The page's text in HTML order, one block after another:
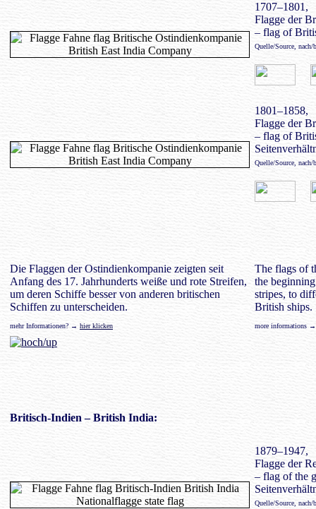
1707–1801,
Flagge der
– flag of
Quelle/Source,
1801–1858,
Flagge der
– flag of
Quelle/Source,
Die Flaggen der Ostindienkompanie zeigten seit
Anfang des 17. Jahrhunderts weiße und rote Streifen,
um deren Schiffe besser von anderen britischen
Schiffen zu unterscheiden.
The flags of
the
stripes, to
British ships.
mehr Informationen? → hier klicken more informations
Britisch-Indien – British India:
1879–1947,
Flagge der
– flag of the
Quelle/Source,